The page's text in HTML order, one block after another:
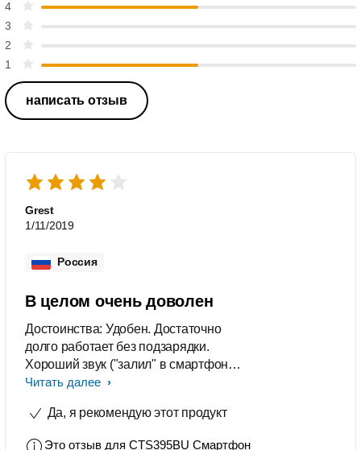
4
3
2
1
написать отзыв
Grest
1/11/2019
Россия
В целом очень доволен
Достоинства: Удобен. Достаточно
долго работает без подзарядки.
Хороший звук ("залил" в смартфон
много музыки). Еще осваиваю новые
месяца), поэтому так кратко о
Читать далее
Да, я рекомендую этот продукт
Это отзыв для CTS395BU Смартфон